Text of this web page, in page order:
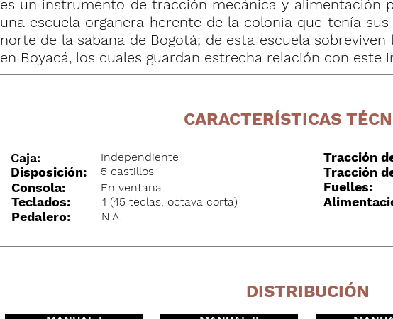
es un instrumento de tracción mecánica y alimentación
una escuela organera herente de la colonia que tenía
norte de la sabana de Bogotá; de esta escuela
en Boyacá, los cuales guardan estrecha relación con este
CARACTERÍSTICAS
Caja:
Disposición:
Consola:
Teclados:
Pedalero:
Independiente
5 castillos
En ventana
1 (45 teclas, octava corta)
N.A.
Tracción
Tracción
Fuelles:
DISTRIBUCIÓN